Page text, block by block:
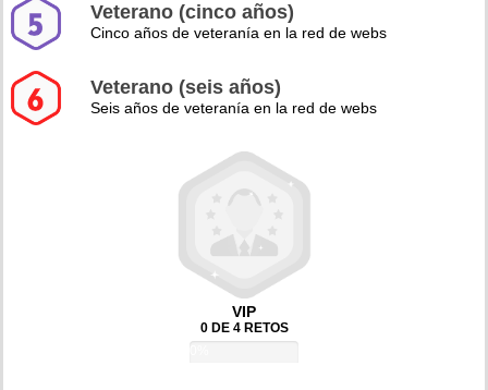
Veterano (cinco años)
Cinco años de veteranía en la red de webs
Veterano (seis años)
Seis años de veteranía en la red de webs
VIP
0 DE 4 RETOS